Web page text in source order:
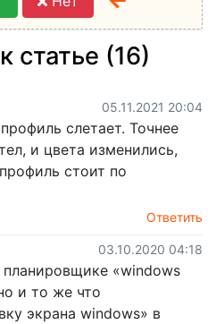
статье (16)
05.11.2021 20:04
слетает. Точнее
и цвета изменились,
стоит по
Ответить
03.10.2020 04:18
планировщике «windows
и то же что
экрана windows» в